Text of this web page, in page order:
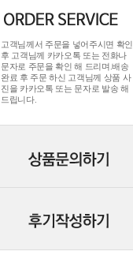
고객님께서 주문을 넣어주시면 확인
후 고객님께 카카오톡 또는 전화나
문자로 주문을 확인 해 드리며.배송
완료 후 주문 하신 고객님께 상품 사
진을 카카오톡 또는 문자로 발송 해
드립니다.